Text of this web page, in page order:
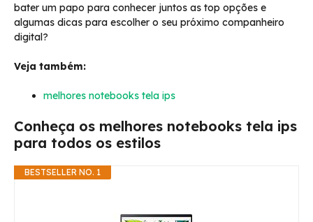
bater um papo para conhecer juntos as top opções e
algumas dicas para escolher o seu próximo companheiro
digital?
Veja também:
melhores notebooks tela ips
Conheça os melhores notebooks tela ips
para todos os estilos
BESTSELLER NO. 1